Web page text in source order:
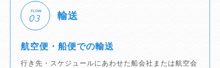
FLOW
03 輸送
航空便・船便での輸送
行き先・スケジュールにあわせた船会社または航空会